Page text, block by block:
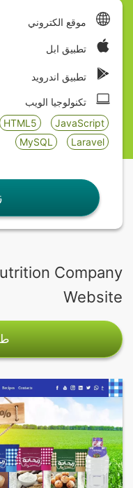
موقع الكتروني
تطبيق ابل
تطبيق اندرويد
تكنولوجيا الويب
JavaScript
HTML5
Laravel
MySQL
Company
Website